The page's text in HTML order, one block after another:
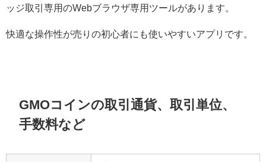
ッジ取引専用のWebブラウザ専用ツールがあります。
快適な操作性が売りの初心者にも使いやすいアプリです。
GMOコインの取引通貨、取引単位、
手数料など